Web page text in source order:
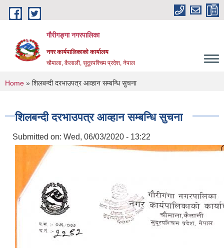
Skip to main content
गौरीगङ्गा नगरपालिका
नगर कार्यपालिकाको कार्यालय
चौमाला, कैलाली, सुदूरपश्चिम प्रदेश, नेपाल
You are here
Home » शिलबन्दी दरभाउपत्र आव्हान सम्बन्धि सुचना
शिलबन्दी दरभाउपत्र आव्हान सम्बन्धि सुचना
Submitted on: Wed, 06/03/2020 - 13:22